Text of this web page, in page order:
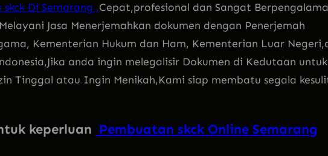
Di Semarang ,Cepat,profesional dan Sangat
Jasa Menerjemahkan dokumen dengan Penerjemah
Kementerian Hukum dan Ham, Kementerian Luar
anda ingin melegalisir Dokumen di Kedutaan untuk
Tinggal atau Ingin Menikah,Kami siap membatu segala
keperluan Pembuatan skck Online Semarang